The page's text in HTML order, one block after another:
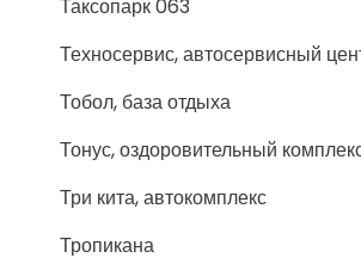
Таксопарк 063
Техносервис, автосервисный
Тобол, база отдыха
Тонус, оздоровительный
Три кита, автокомплекс
Тропикана